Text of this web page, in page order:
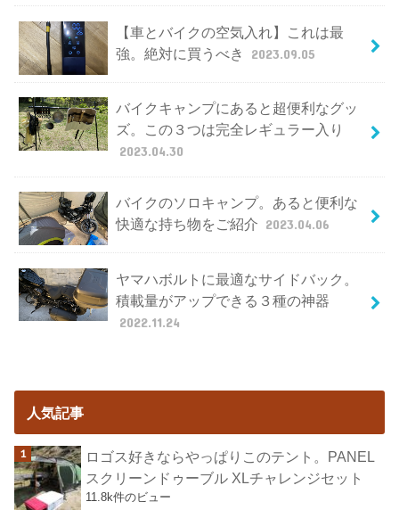
【車とバイクの空気入れ】これは最
強。絶対に買うべき
2023.09.05
バイクキャンプにあると超便利なグッ
ズ。この３つは完全レギュラー入り
2023.04.30
バイクのソロキャンプ。あると便利な
快適な持ち物をご紹介 2023.04.06
ヤマハボルトに最適なサイドバック。
積載量がアップできる３種の神器
2022.11.24
人気記事
ロゴス好きならやっぱりこのテント。PANEL
スクリーンドゥーブル XLチャレンジセット
11.8k件のビュー